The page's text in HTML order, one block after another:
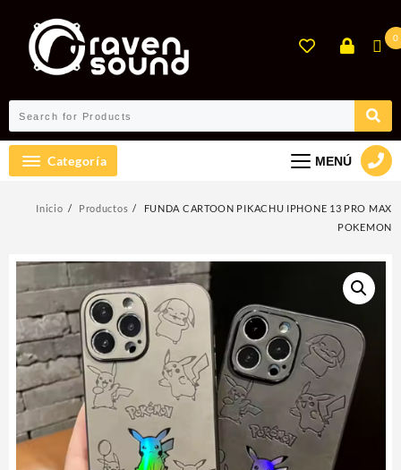
contenido
0
Categoría MENÚ
Inicio Productos
FUNDA CARTOON PIKACHU IPHONE 13 PRO MAX
POKEMON